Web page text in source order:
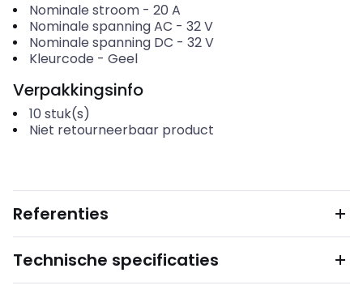
Nominale stroom- 20 A
Nominale spanning AC - 32V
Nominale spanning DC - 32V
Kleurcode - Geel
Verpakkingsinfo
10 stuk(s)
Niet retourneerbaar product
Referenties
Technische specificaties